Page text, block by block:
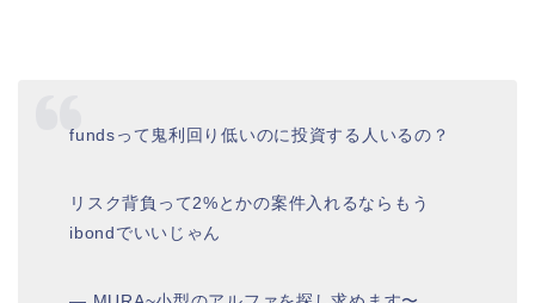
fundsって鬼利回り低いのに投資する人いるの？
リスク背負って2%とかの案件入れるならもう
ibondでいいじゃん